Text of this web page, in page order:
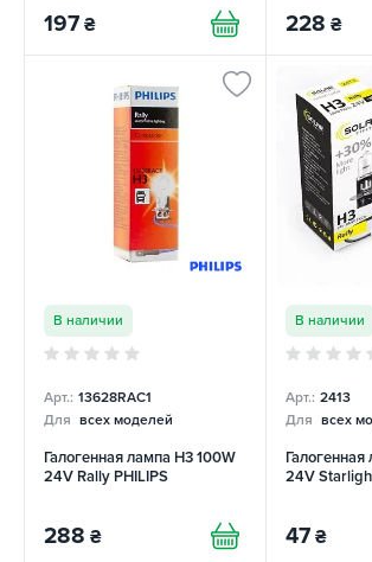
197 ₴ 228 ₴
В наличии
Арт.: 13628RAC1
Для всех моделей
Галогенная лампа H3 100W
24V Rally PHILIPS
288 ₴
В наличии
Арт.: 2413
Для всех
24V
47 ₴